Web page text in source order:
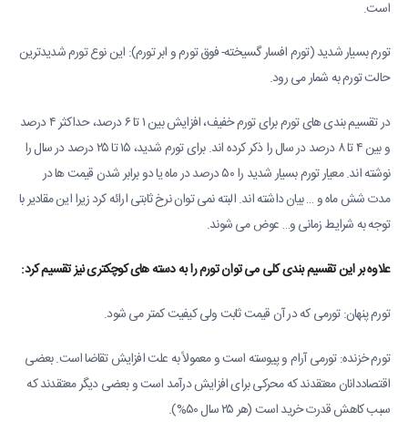
است.
تورم بسیار شدید (تورم افسار گسیخته- فوق تورم و ابر تورم): این نوع تورم شدیدترین
حالت تورم به شمار مى رود.
در تقسیم بندی های تورم براى تورم خفیف، افزایش بین ۱ تا ۶ درصد، حداکثر ۴ درصد
و بین ۴ تا ۸ درصد در سال را ذکر کرده اند. براى تورم شدید، ۱۵ تا ۲۵ درصد در سال را
نوشته اند. معیار تورم بسیار شدید را ۵۰ درصد در ماه یا دو برابر شدن قیمت ها در
مدت شش ماه و … بیان داشته اند. البته نمی توان نرخ ثابتی ارائه کرد زیرا این مقادیر با
توجه به شرایط زمانی و… عوض می شوند.
علاوهبراینتقسیمبندیکلیمیتوانتورمرابهدستههایکوچکترینیزتقسیمکرد:
تورم پنهان: تورمی که در آن قیمت ثابت ولی کیفیت کمتر می شود.
تورم خزنده: تورمی آرام و پیوسته است و معمولاً به علت افزایش تقاضا است. بعضی
اقتصاددانان معتقدند که محرکی برای افزایش درآمد است و بعضی دیگر معتقدند که
سبب کاهش قدرت خرید است (هر ۲۵ سال ۵۰%).